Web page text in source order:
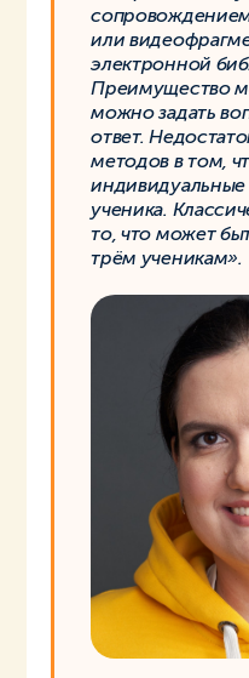
или
электронной
Преимущество
можно задать
ответ.
методов в том,
индивидуальные
ученика.
то, что может
трём ученикам».